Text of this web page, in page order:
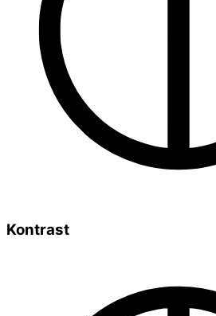
Kontrast